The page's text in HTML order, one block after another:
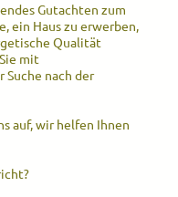
Gutachten zum
ein Haus zu erwerben,
Qualität
mit
nach der
auf, wir helfen Ihnen